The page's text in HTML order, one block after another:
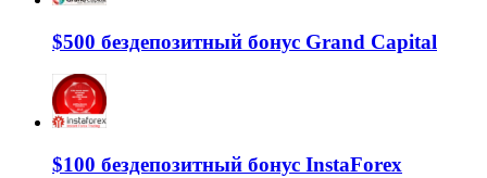
$500 бездепозитный бонус Grand Capital
$100 бездепозитный бонус InstaForex